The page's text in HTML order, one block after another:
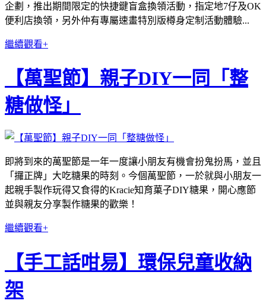
企劃，推出期間限定的快捷鍵盲盒換領活動，指定地7仔及OK
便利店換領，另外仲有專屬速畫特別版樽身定制活動體驗...
繼續觀看+
【萬聖節】親子DIY一同「整
糖做怪」
即將到來的萬聖節是一年一度讓小朋友有機會扮鬼扮馬，並且
「攞正牌」大吃糖果的時刻。今個萬聖節，一於就與小朋友一
起親手製作玩得又食得的Kracie知育菓子DIY糖果，開心應節
並與親友分享製作糖果的歡樂！
繼續觀看+
【手工話咁易】環保兒童收納
架